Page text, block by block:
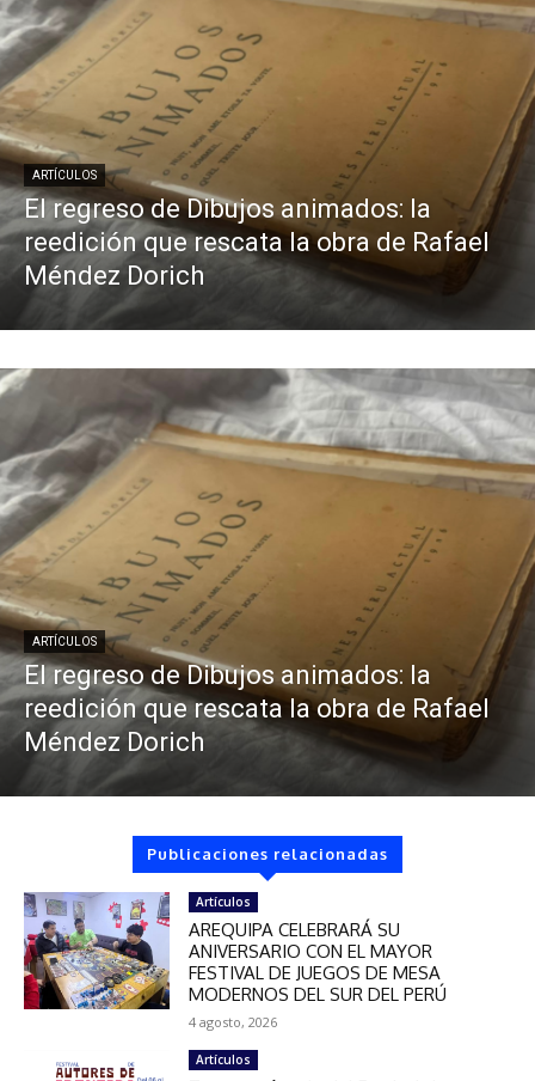
ARTÍCULOS
El regreso de Dibujos animados: la
reedición que rescata la obra de Rafael
Méndez Dorich
ARTÍCULOS
El regreso de Dibujos animados: la
reedición que rescata la obra de Rafael
Méndez Dorich
Publicaciones relacionadas
Artículos
AREQUIPA CELEBRARÁ SU
ANIVERSARIO CON EL MAYOR
FESTIVAL DE JUEGOS DE MESA
MODERNOS DEL SUR DEL PERÚ
4 agosto, 2026
Artículos